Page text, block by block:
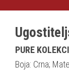
PURE
Boja: Crna;